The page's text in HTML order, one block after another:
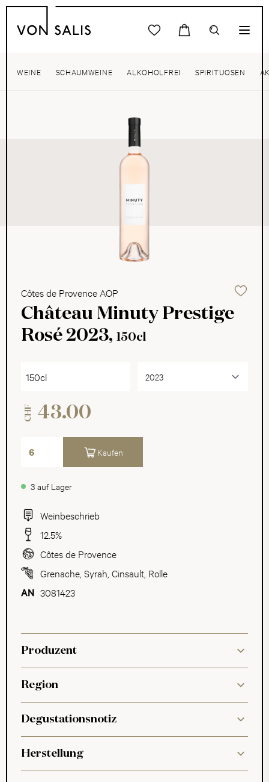
WEINE SCHAUMWEINE ALKOHOLFREI SPIRITUOSEN
Côtes de Provence AOP
Château Minuty Prestige
Rosé 2023, 150cl
Weinbeschrieb
12.5%
Côtes de Provence
Grenache Syrah Cinsault Rolle
3081423
150cl
3 auf Lager
CHF 43.00
Kaufen
Produzent
Region
Degustationsnotiz
Herstellung